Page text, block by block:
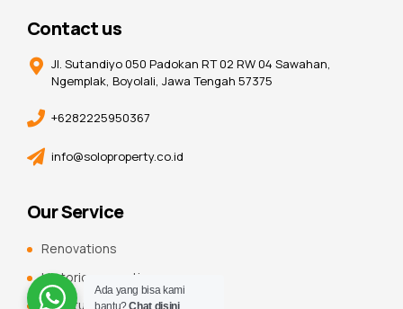
Contact us
Jl. Sutandiyo 050 Padokan RT 02 RW 04 Sawahan,
Ngemplak, Boyolali, Jawa Tengah 57375
+6282225950367
info@soloproperty.co.id
Our Service
Renovations
Historic renovations
Constuction additions
Ada yang bisa kami
bantu?Chat disini